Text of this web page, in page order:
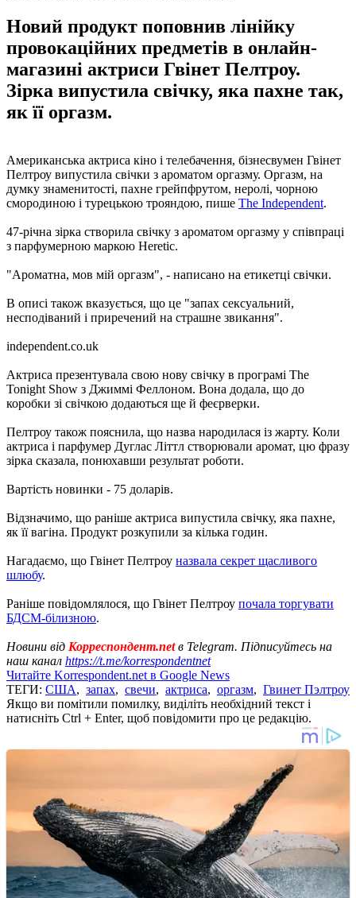
Новий продукт поповнив лінійку
провокаційних предметів в онлайн-
магазині актриси Гвінет Пелтроу.
Зірка випустила свічку, яка пахне так,
як її оргазм.
Американська актриса кіно і телебачення, бізнесвумен Гвінет
Пелтроу випустила свічки з ароматом оргазму. Оргазм, на
думку знаменитості, пахне грейпфрутом, неролі, чорною
смородиною і турецькою трояндою, пише The Independent.
47-річна зірка створила свічку з ароматом оргазму у співпраці
з парфумерною маркою Heretic.
"Ароматна, мов мій оргазм", - написано на етикетці свічки.
В описі також вказується, що це "запах сексуальний,
несподіваний і приречений на страшне звикання".
independent.co.uk
Актриса презентувала свою нову свічку в програмі The
Tonight Show з Джиммі Феллоном. Вона додала, що до
коробки зі свічкою додаються ще й феєрверки.
Пелтроу також пояснила, що назва народилася із жарту. Коли
актриса і парфумер Дуглас Літтл створювали аромат, цю фразу
зірка сказала, понюхавши результат роботи.
Вартість новинки - 75 доларів.
Відзначимо, що раніше актриса випустила свічку, яка пахне,
як її вагіна. Продукт розкупили за кілька годин.
Нагадаємо, що Гвінет Пелтроу назвала секрет щасливого
шлюбу.
Раніше повідомлялося, що Гвінет Пелтроу почала торгувати
БДСМ-білизною.
Новини від Корреспондент.netв Telegram. Підписуйтесь на
наш канал https://t.me/korrespondentnet
Читайте Korrespondent.net в Google News
ТЕГИ: США, запах, свечи, актриса, оргазм, Гвинет Пэлтроу
Якщо ви помітили помилку, виділіть необхідний текст і
натисніть Ctrl + Enter, щоб повідомити про це редакцію.